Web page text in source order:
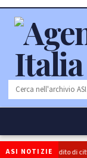
ASI NOTIZIEe reddito di